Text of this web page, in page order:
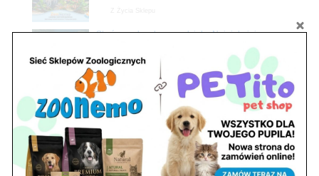
Z Życia Sklepu
Stwórz podwodne arcydzieło: Najpiękniejsze
Promocje
Upały wracają! Zadbaj o komfort swojego pupila
z matami chłodzącymi ZooNemo
Z Życia Sklepu
Petito Pet Shop – Internetowy Sklep Zoologiczny
Online! Wszystko Dla Twojego Pupila | ZooNemo